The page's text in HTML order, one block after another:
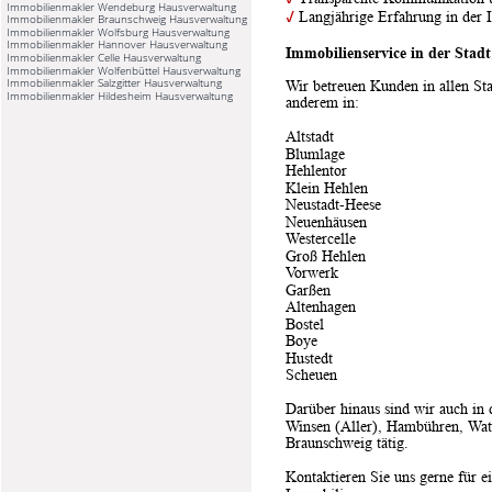
Immobilienmakler Wendeburg Hausverwaltung
Immobilienmakler Braunschweig Hausverwaltung
Immobilienmakler Wolfsburg Hausverwaltung
Immobilienmakler Hannover Hausverwaltung
Immobilienmakler Celle Hausverwaltung
Immobilienmakler Wolfenbüttel Hausverwaltung
Immobilienmakler Salzgitter Hausverwaltung
Immobilienmakler Hildesheim Hausverwaltung
✓ Langjährige Erfahrung in der
Immobilienservice in der
Wir betreuen Kunden in allen
anderem in:
Altstadt
Blumlage
Hehlentor
Klein Hehlen
Neustadt-Heese
Neuenhäusen
Westercelle
Groß Hehlen
Vorwerk
Garßen
Altenhagen
Bostel
Boye
Hustedt
Scheuen
Darüber hinaus sind wir auch in
Winsen (Aller), Hambühren,
Braunschweig tätig.
Kontaktieren Sie uns gerne für